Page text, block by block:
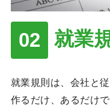
就業
就業規則は、会社と
作るだけ、あるだけ